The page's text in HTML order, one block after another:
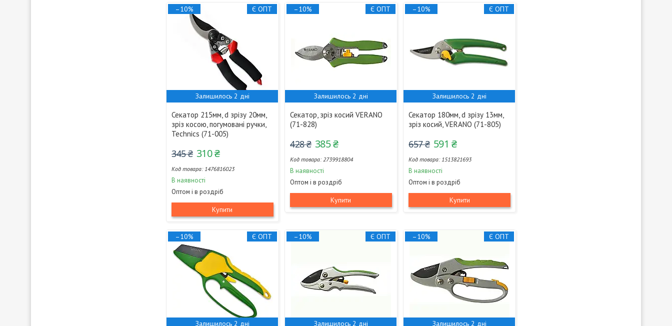
–10%
Залишилось 2 дні
Є ОПТ
Секатор 215мм, d зрізу 20мм,
зріз косою, погумовані ручки,
Technics (71-005)
345 ₴ 310 ₴
1476816023
В наявності
Оптом і в роздріб
Купити
–10%
Залишилось 2 дні
Є ОПТ
Секатор, зріз косий VERANO
(71-828)
428 ₴ 385 ₴
2739918804
В наявності
Оптом і в роздріб
Купити
–10%
Залишилось 2 дні
Є ОПТ
Секатор 180мм, d зрізу 13мм,
зріз косий, VERANO (71-805)
657 ₴ 591 ₴
1513821693
В наявності
Оптом і в роздріб
Купити
–10%
Залишилось 2 дні
Є ОПТ –10%
Залишилось 2 дні
Є ОПТ –10%
Залишилось 2 дні
Є ОПТ